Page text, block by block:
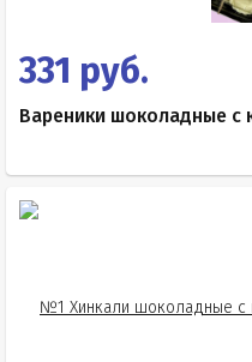
331 руб.
Вареники шоколадные с